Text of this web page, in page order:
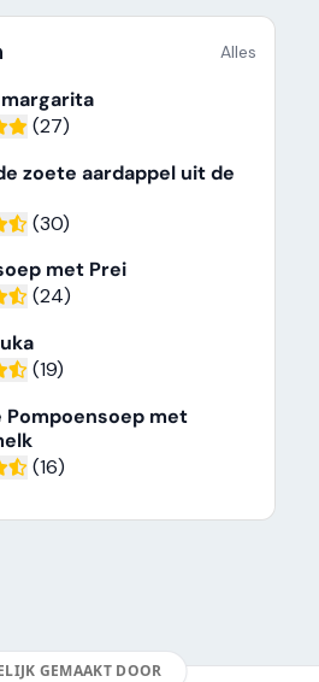
Alles
(27)
zoete aardappel uit de
(30)
met Prei
(24)
(19)
Pompoensoep met
(16)
GEMAAKT DOOR